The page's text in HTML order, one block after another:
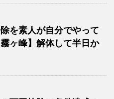
を素人が自分でやって
ヶ峰】解体して半日か